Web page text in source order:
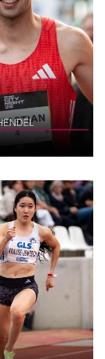
Hürden